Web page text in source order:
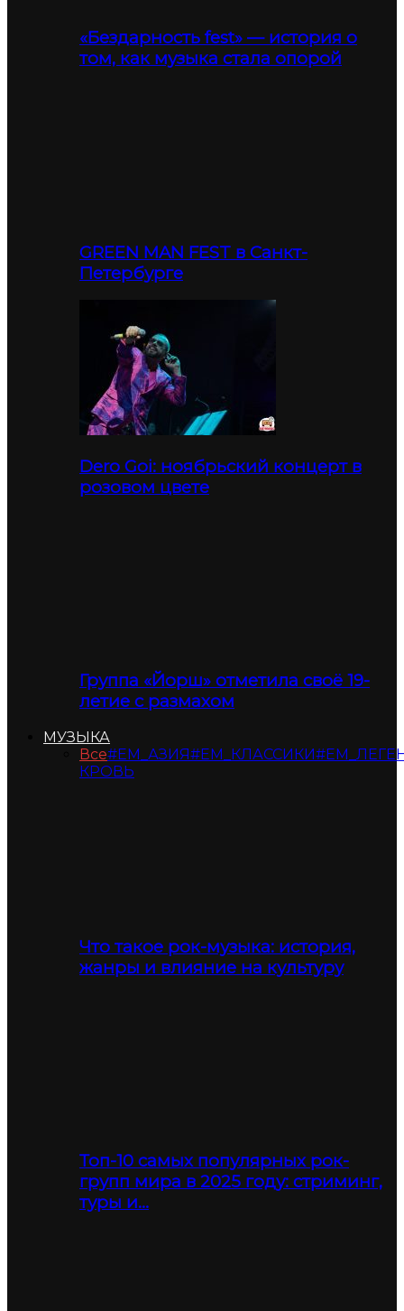
«Бездарность fest» — история о
том, как музыка стала опорой
GREEN MAN FEST в Санкт-
Петербурге
Dero Goi: ноябрьский концерт в
розовом цвете
Группа «Йорш» отметила своё 19-
летие с размахом
МУЗЫКА
Все#ЕМ_АЗИЯ#ЕМ_КЛАССИКИ
КРОВЬ
Что такое рок-музыка: история,
жанры и влияние на культуру
Топ-10 самых популярных рок-
групп мира в 2025 году: стриминг,
туры и…